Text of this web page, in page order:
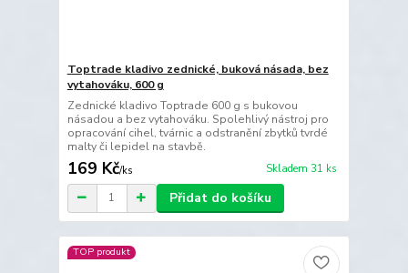
Toptrade kladivo zednické, buková násada, bez
vytahováku, 600 g
Zednické kladivo Toptrade 600 g s bukovou
násadou a bez vytahováku. Spolehlivý nástroj pro
opracování cihel, tvárnic a odstranění zbytků tvrdé
malty či lepidel na stavbě.
169 Kč/ks Skladem 31 ks
Přidat do košíku
TOP produkt